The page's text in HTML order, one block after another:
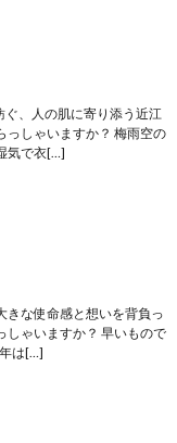
、人の肌に寄り添う近江
っしゃいますか？ 梅雨空の
気で衣[…]
きな使命感と想いを背負っ
しゃいますか？ 早いもので
は[…]